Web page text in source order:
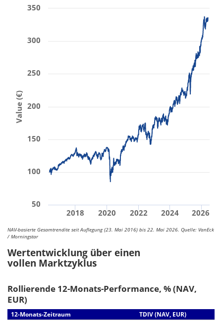
Value (€)
2018 2020 2022 2024 2026
50
100
150
200
250
300
350
NAV-basierte Gesamtrendite seit Auflegung (23. Mai 2016) bis 22. Mai 2026. Quelle: VanEck
/ Morningstar
Wertentwicklung über einen
vollen Marktzyklus
Rollierende 12-Monats-Performance, % (NAV,
EUR)
12-Monats-Zeitraum
TDIV (NAV, EUR)